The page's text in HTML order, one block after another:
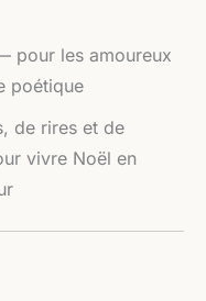
pour les amoureux
poétique
de rires et de
vivre Noël en